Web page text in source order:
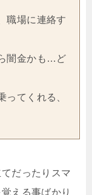
職場に連絡す
闇金かも…ど
ってくれる、
だったりスマ
える事ばかり